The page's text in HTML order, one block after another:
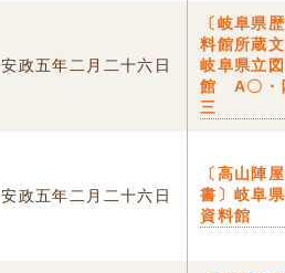
安政五年二月二十六日
〔岐阜県
料館所蔵
岐阜県立
館 A〇・
三
安政五年二月二十六日
〔高山陣
書〕岐阜
資料館